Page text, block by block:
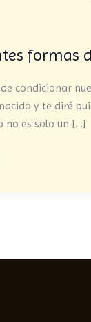
formas
condicionar
y te diré
no es solo un […]